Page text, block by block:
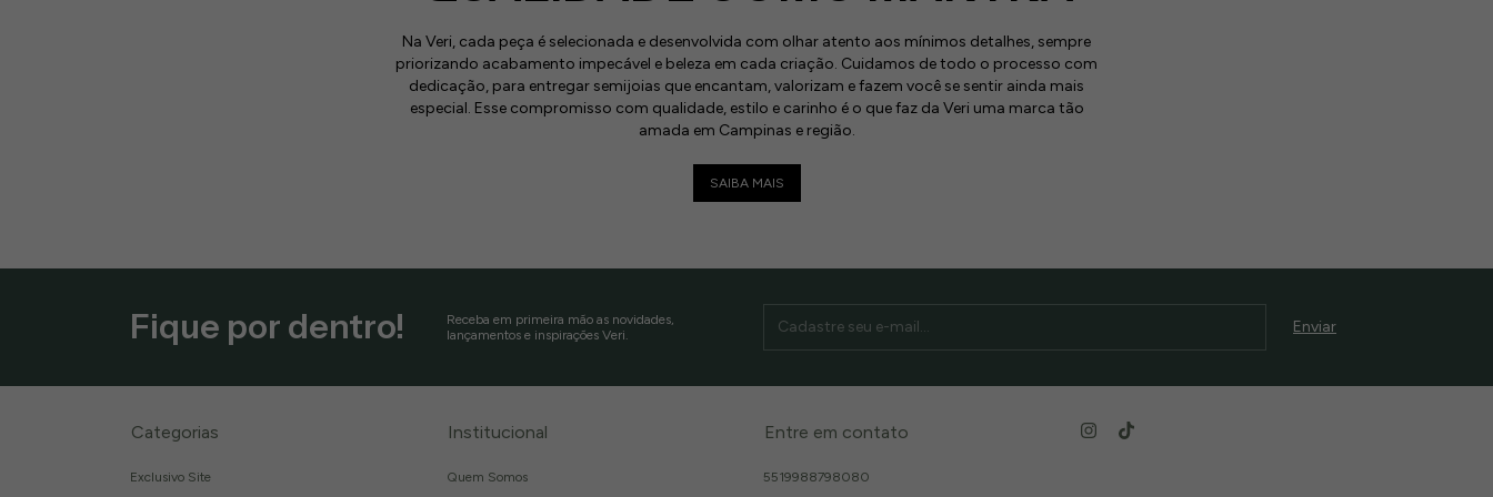
Na Veri, cada peça é selecionada e desenvolvida com olhar atento aos mínimos detalhes, sempre
priorizando acabamento impecável e beleza em cada criação. Cuidamos de todo o processo com
dedicação, para entregar semijoias que encantam, valorizam e fazem você se sentir ainda mais
especial. Esse compromisso com qualidade, estilo e carinho é o que faz da Veri uma marca tão
amada em Campinas e região.
SAIBA MAIS
Fique por dentro!
Receba em primeira mão as novidades,
lançamentos e inspirações Veri.
Categorias
Exclusivo Site
Institucional
Quem Somos
Entre em contato
5519988798080